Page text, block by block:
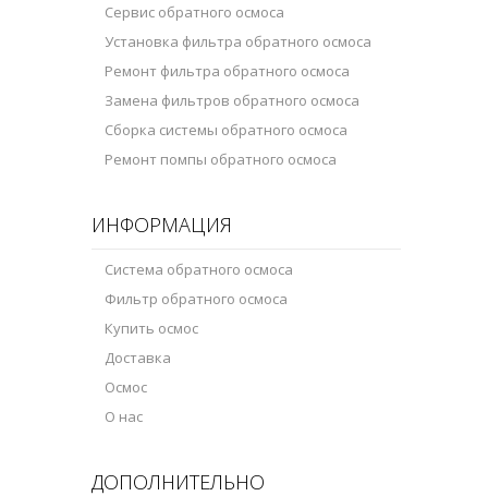
Сервис обратного осмоса
Установка фильтра обратного осмоса
Ремонт фильтра обратного осмоса
Замена фильтров обратного осмоса
Сборка системы обратного осмоса
Ремонт помпы обратного осмоса
ИНФОРМАЦИЯ
Система обратного осмоса
Фильтр обратного осмоса
Купить осмос
Доставка
Осмос
О нас
ДОПОЛНИТЕЛЬНО